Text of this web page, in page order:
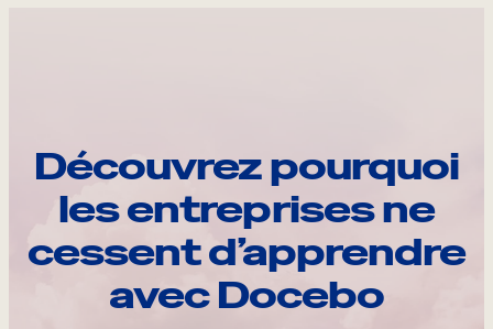
Découvrez pourquoi
les entreprises ne
cessent d’apprendre
avec Docebo